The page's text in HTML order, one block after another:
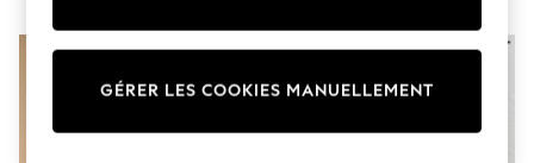
Boys Holiday Shop
All Swimwear
Ponchos & Toweling sets
Sun Hats & Caps
GÉRER LES COOKIES MANUELLEMENT